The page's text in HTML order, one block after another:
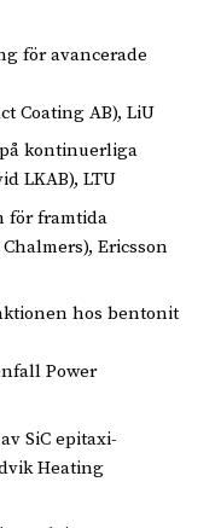
för avancerade
Coating AB), LiU
kontinuerliga
LKAB), LTU
för framtida
Ericsson
hos bentonit
Power
SiC epitaxi-
Heating